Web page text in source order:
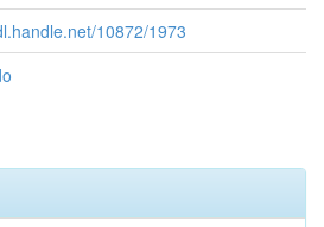
10872/1973